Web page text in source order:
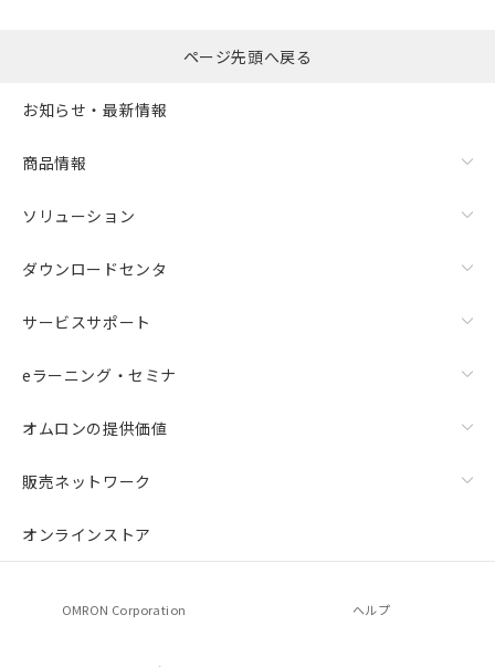
ページ先頭へ戻る
お知らせ・最新情報
商品情報
ソリューション
ダウンロードセンタ
サービスサポート
eラーニング・セミナ
オムロンの提供価値
販売ネットワーク
オンラインストア
OMRON Corporation ヘルプ